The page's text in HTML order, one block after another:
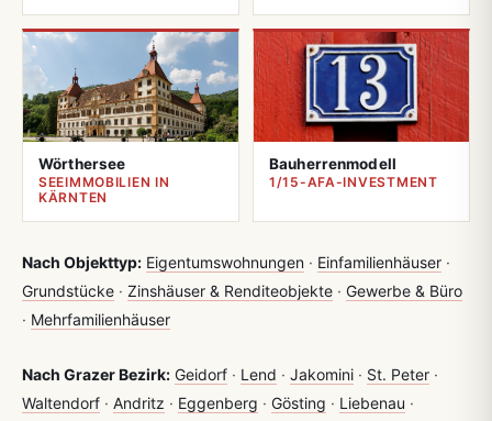
Wörthersee
SEEIMMOBILIEN IN
KÄRNTEN
Bauherrenmodell
1/15-AFA-INVESTMENT
Nach Objekttyp: Eigentumswohnungen · Einfamilienhäuser ·
Grundstücke · Zinshäuser & Renditeobjekte · Gewerbe & Büro
· Mehrfamilienhäuser
Nach Grazer Bezirk: Geidorf · Lend · Jakomini · St. Peter ·
Waltendorf · Andritz · Eggenberg · Gösting · Liebenau ·